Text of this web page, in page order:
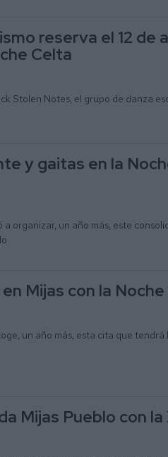
reserva el 12 de
Celta
Stolen Notes, el grupo de danza
y gaitas en la
a organizar, un año más, este
Mijas con la
un año más, esta cita que tendrá
Mijas Pueblo con